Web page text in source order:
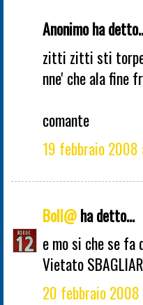
Anonimo ha
zitti zitti sti
nne' che ala fine
comante
19 febbraio 2008
Boll@ha detto...
e mo si che se fa
Vietato
20 febbraio 2008